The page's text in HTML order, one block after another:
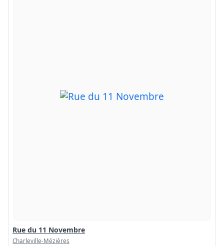
Rue du 11 Novembre
Charleville-Mézières